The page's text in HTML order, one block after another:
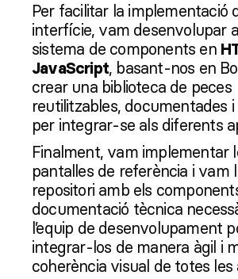
Per facilitar la implementació
interfície, vam desenvolupar
sistema de components en
JavaScript, basant-nos en
crear una biblioteca de peces
reutilitzables, documentades
per integrar-se als diferents
Finalment, vam implementar
pantalles de referència i vam
repositori amb els
documentació tècnica
l’equip de desenvolupament
integrar-los de manera àgil i
coherència visual de totes les